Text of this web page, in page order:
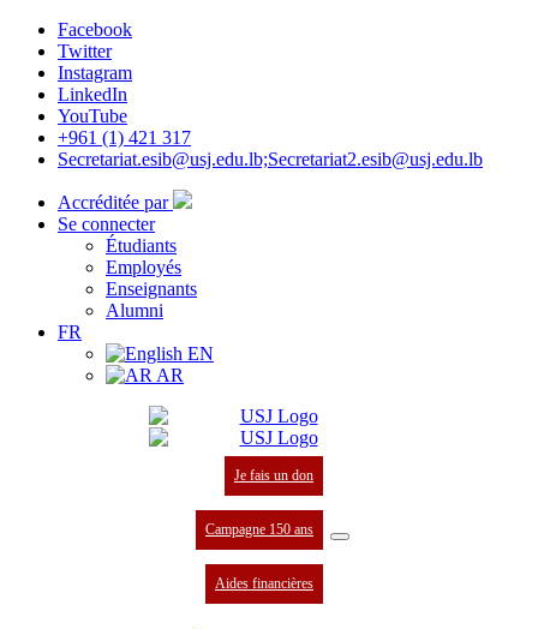
Facebook
Twitter
Instagram
LinkedIn
YouTube
+961 (1) 421 317
Secretariat.esib@usj.edu.lb;Secretariat2.esib@usj.edu.lb
Accréditée par
Se connecter
Étudiants
Employés
Enseignants
Alumni
FR
EN
AR
Je fais un don
Campagne 150 ans
Aides financières